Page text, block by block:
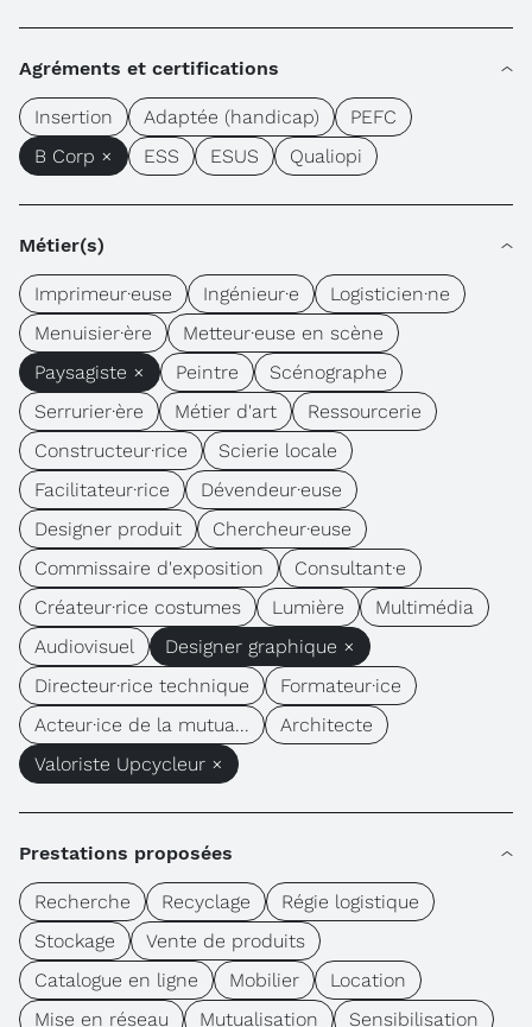
Agréments et certifications
Insertion Adaptée (handicap)
PEFC
B Corp ×
ESS ESUS Qualiopi
Métier(s)
Imprimeur·euse Ingénieur·e
Logisticien·ne
Menuisier·ère
Metteur·euse en scène
Paysagiste ×
Peintre
Scénographe
Serrurier·ère
Métier d'art
Ressourcerie
Constructeur·rice
Scierie locale
Facilitateur·rice
Dévendeur·euse
Designer produit
Chercheur·euse
Commissaire d'exposition
Consultant·e
Créateur·rice costumes
Lumière
Multimédia
Audiovisuel
Designer graphique ×
Directeur·rice technique
Formateur·ice
Acteur·ice de la mutua...
Architecte
Valoriste Upcycleur ×
Prestations proposées
Recherche Recyclage
Régie logistique
Stockage
Vente de produits
Catalogue en ligne
Mobilier
Location
Mise en réseau
Mutualisation Sensibilisation